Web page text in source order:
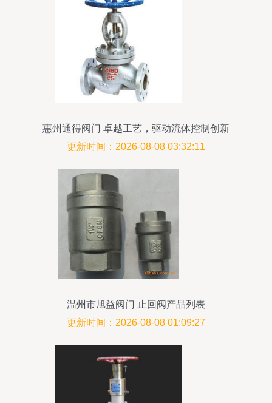
惠州通得阀门 卓越工艺，驱动流体控制创新
更新时间：2026-08-08 03:32:11
温州市旭益阀门 止回阀产品列表
更新时间：2026-08-08 01:09:27